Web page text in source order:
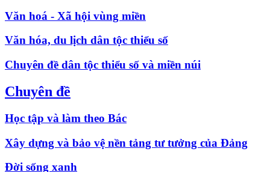
Văn hoá - Xã hội vùng miền
Văn hóa, du lịch dân tộc thiểu số
Chuyên đề dân tộc thiểu số và miền núi
Chuyên đề
Học tập và làm theo Bác
Xây dựng và bảo vệ nền tảng tư tưởng của Đảng
Đời sống xanh